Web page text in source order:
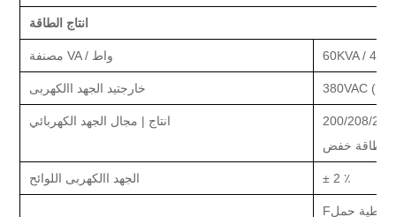
انتاج الطاقة
مصنفة VA / واط 60KVA / 48
خارجتيد الجهد االكهربى 380
انتاج | مجال الجهد الكهربائي
الطاقة خفض
الجهد االكهربى اللوائح ± 2 ٪
Fحمل